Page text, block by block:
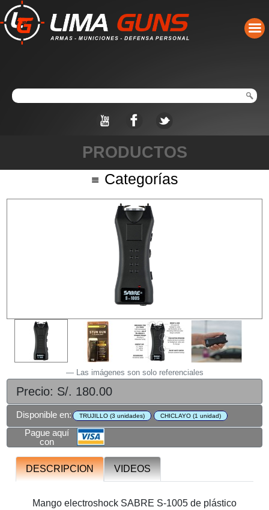
PRODUCTOS
Categorías
Las imágenes son solo referenciales
Precio: S/. 180.00
Disponible en: TRUJILLO (3 unidades) CHICLAYO (1 unidad)
Pague aquí
con
DESCRIPCION VIDEOS
Mango electroshock SABRE S-1005 de plástico